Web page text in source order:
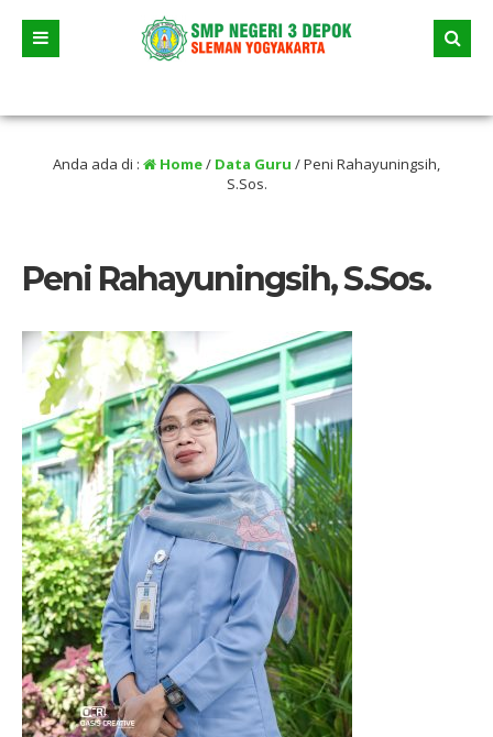
liburan
Anda ada di : Home/ Data Guru /Peni Rahayuningsih,
S.Sos.
Peni Rahayuningsih, S.Sos.